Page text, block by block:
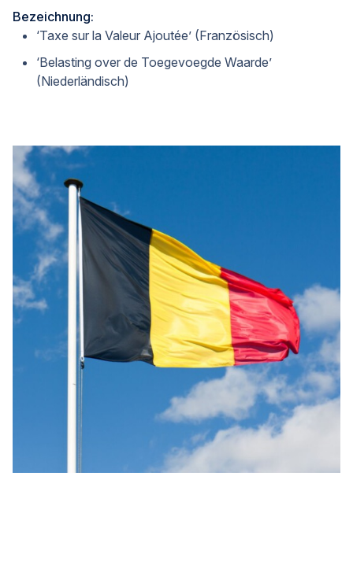
Bezeichnung:
‘Taxe sur la Valeur Ajoutée’ (Französisch)
‘Belasting over de Toegevoegde Waarde’
(Niederländisch)